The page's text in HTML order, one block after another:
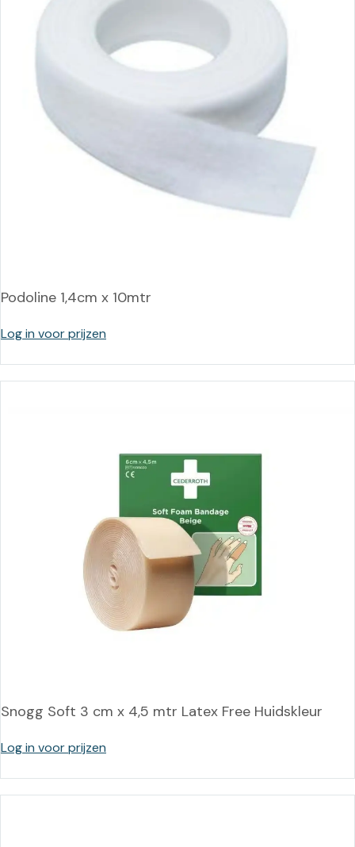
Podoline 1,4cm x 10mtr
Log in voor prijzen
Snogg Soft 3 cm x 4,5 mtr Latex Free Huidskleur
Log in voor prijzen